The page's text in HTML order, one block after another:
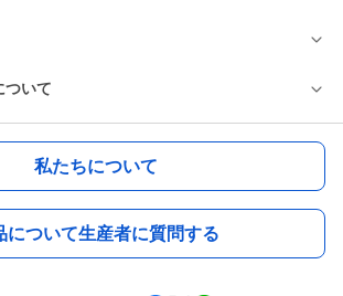
ついて
私たちについて
について生産者に質問する